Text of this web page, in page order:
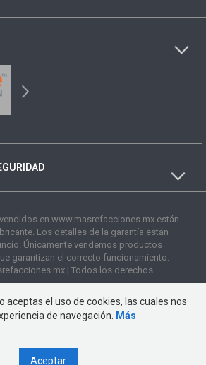
en www.masrefacciones.mx están
Los detalles de la garantía están
Únicamente vendemos productos
garantizan el correcto funcionamiento.
| Todos los derechos
aceptas el uso de cookies, las cuales nos
de navegación.
Más
Aceptar